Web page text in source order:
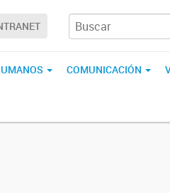
COMUNICACIÓN